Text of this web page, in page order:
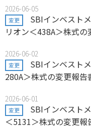
2026-06-05
変更
SBIインベスト
リオン＜438A＞株式の
2026-06-02
変更
SBIインベスト
280A＞株式の変更報告
2026-06-01
変更
SBIインベスト
＜5131＞株式の変更報